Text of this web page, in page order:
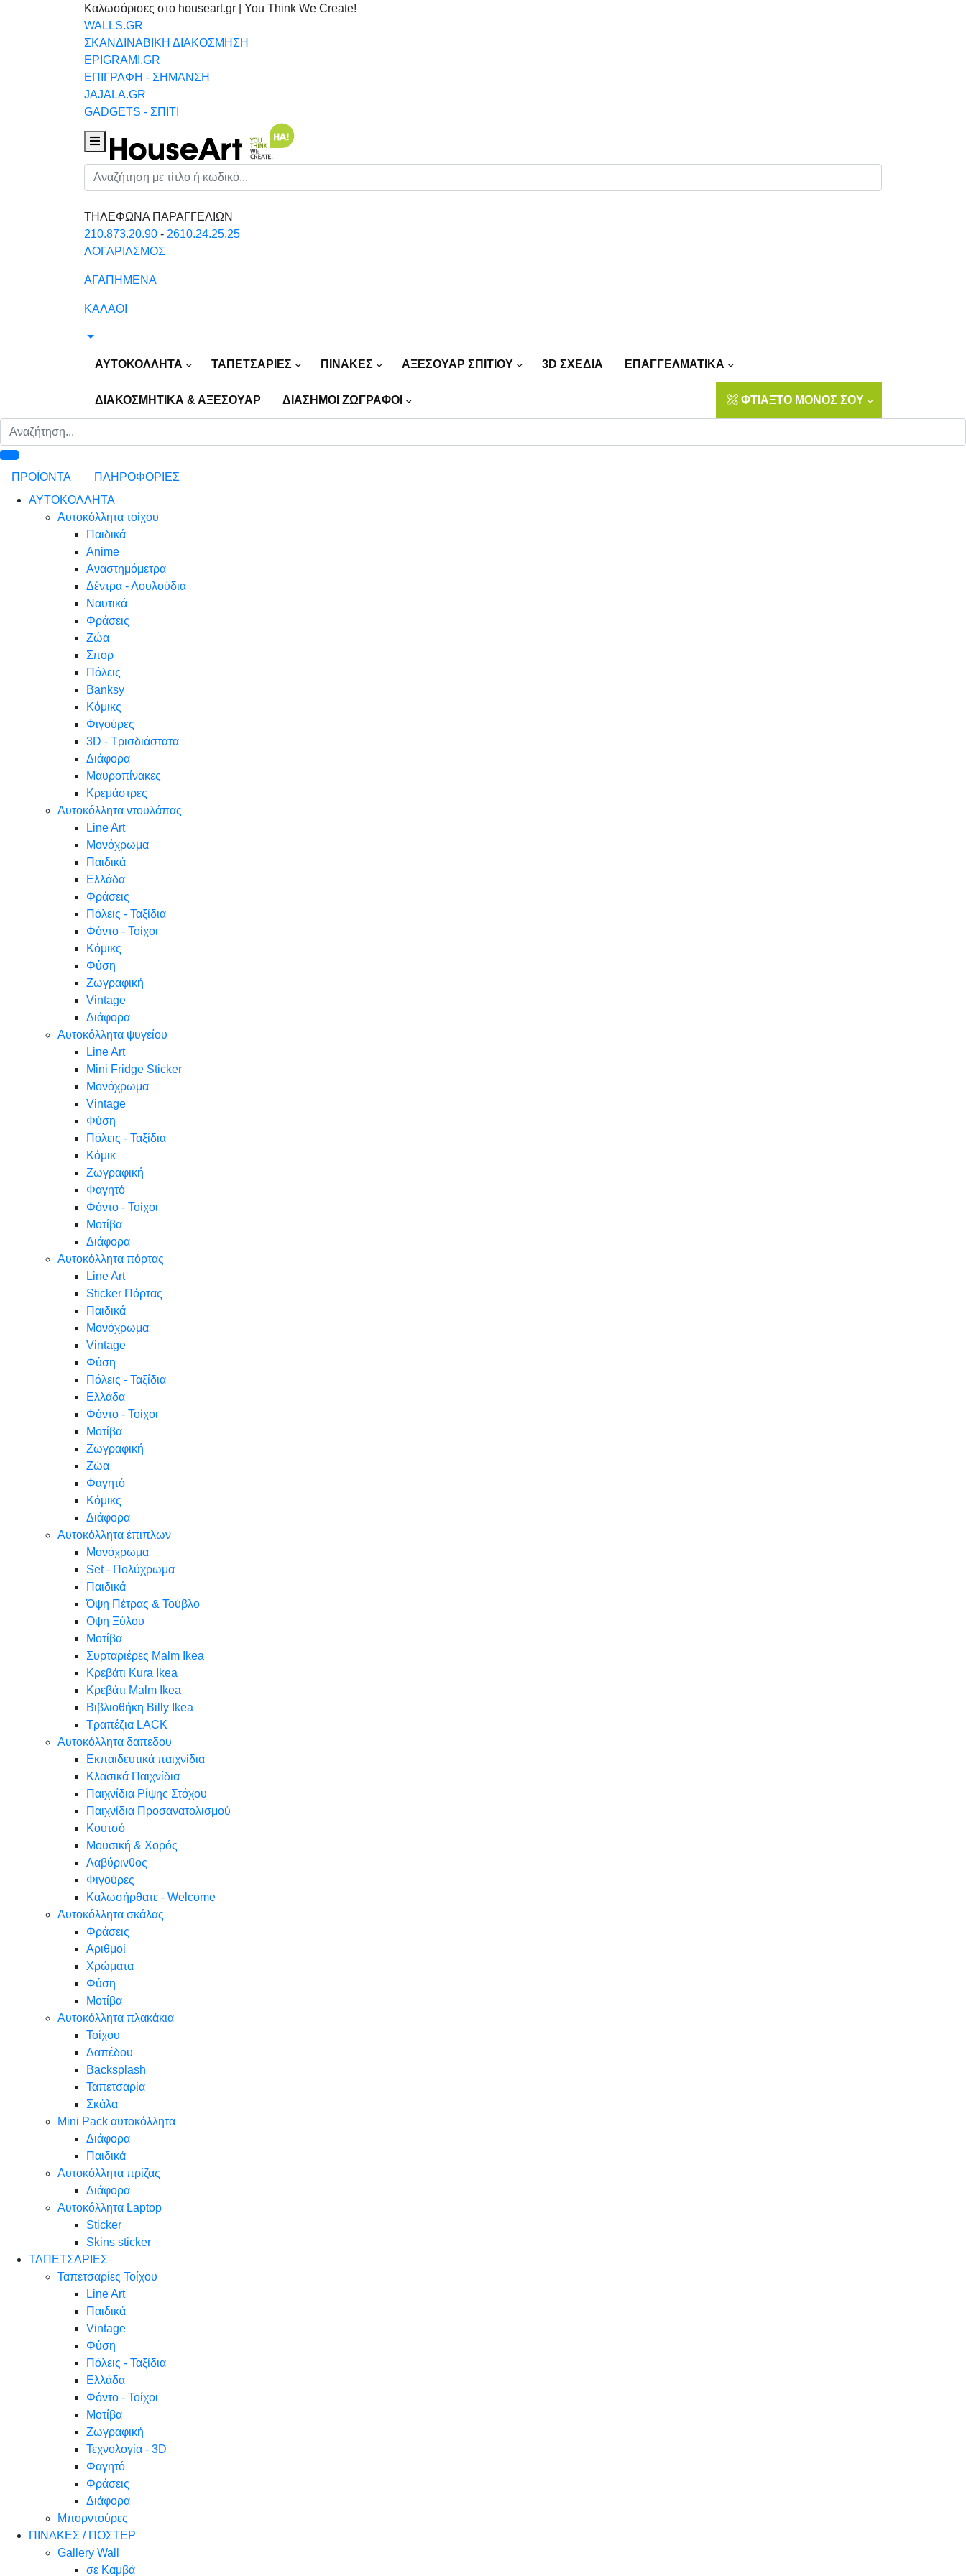
Καλωσόρισες στο houseart.gr | You Think We Create!
WALLS.GR
ΣΚΑΝΔΙΝΑΒΙΚΗ ΔΙΑΚΟΣΜΗΣΗ
EPIGRAMI.GR
ΕΠΙΓΡΑΦΗ - ΣΗΜΑΝΣΗ
JAJALA.GR
GADGETS - ΣΠΙΤΙ
Houseart Menu
Αναζήτηση
ΤΗΛΕΦΩΝΑ ΠΑΡΑΓΓΕΛΙΩΝ
210.873.20.90 - 2610.24.25.25
ΛΟΓΑΡΙΑΣΜΟΣ
ΑΓΑΠΗΜΕΝΑ
ΚΑΛΑΘΙ
ΑΥΤΟΚΟΛΛΗΤΑ ΤΑΠΕΤΣΑΡΙΕΣ ΠΙΝΑΚΕΣ ΑΞΕΣΟΥΑΡ ΣΠΙΤΙΟΥ 3D ΣΧΕΔΙΑ ΕΠΑΓΓΕΛΜΑΤΙΚΑ
ΔΙΑΚΟΣΜΗΤΙΚΑ & ΑΞΕΣΟΥΑΡ ΔΙΑΣΗΜΟΙ ΖΩΓΡΑΦΟΙ ΦΤΙΑΞΤΟ ΜΟΝΟΣ ΣΟΥ
ΠΡΟΪΟΝΤΑ
ΠΛΗΡΟΦΟΡΙΕΣ
ΑΥΤΟΚΟΛΛΗΤΑ
Αυτοκόλλητα τοίχου
Παιδικά
Anime
Αναστημόμετρα
Δέντρα - Λουλούδια
Ναυτικά
Φράσεις
Ζώα
Σπορ
Πόλεις
Banksy
Κόμικς
Φιγούρες
3D - Τρισδιάστατα
Διάφορα
Μαυροπίνακες
Κρεμάστρες
Αυτοκόλλητα ντουλάπας
Line Art
Μονόχρωμα
Παιδικά
Ελλάδα
Φράσεις
Πόλεις - Ταξίδια
Φόντο - Τοίχοι
Κόμικς
Φύση
Ζωγραφική
Vintage
Διάφορα
Αυτοκόλλητα ψυγείου
Line Art
Mini Fridge Sticker
Μονόχρωμα
Vintage
Φύση
Πόλεις - Ταξίδια
Κόμικ
Ζωγραφική
Φαγητό
Φόντο - Τοίχοι
Μοτίβα
Διάφορα
Αυτοκόλλητα πόρτας
Line Art
Sticker Πόρτας
Παιδικά
Μονόχρωμα
Vintage
Φύση
Πόλεις - Ταξίδια
Ελλάδα
Φόντο - Τοίχοι
Μοτίβα
Ζωγραφική
Ζώα
Φαγητό
Κόμικς
Διάφορα
Αυτοκόλλητα έπιπλων
Μονόχρωμα
Set - Πολύχρωμα
Παιδικά
Όψη Πέτρας & Τούβλο
Oψη Ξύλου
Μοτίβα
Συρταριέρες Malm Ikea
Κρεβάτι Kura Ikea
Κρεβάτι Malm Ikea
Βιβλιοθήκη Billy Ikea
Τραπέζια LACK
Αυτοκόλλητα δαπεδου
Εκπαιδευτικά παιχνίδια
Κλασικά Παιχνίδια
Παιχνίδια Ρίψης Στόχου
Παιχνίδια Προσανατολισμού
Κουτσό
Μουσική & Χορός
Λαβύρινθος
Φιγούρες
Καλωσήρθατε - Welcome
Αυτοκόλλητα σκάλας
Φράσεις
Αριθμοί
Χρώματα
Φύση
Μοτίβα
Αυτοκόλλητα πλακάκια
Τοίχου
Δαπέδου
Backsplash
Ταπετσαρία
Σκάλα
Mini Pack αυτοκόλλητα
Διάφορα
Παιδικά
Αυτοκόλλητα πρίζας
Διάφορα
Αυτοκόλλητα Laptop
Sticker
Skins sticker
ΤΑΠΕΤΣΑΡΙΕΣ
Ταπετσαρίες Τοίχου
Line Art
Παιδικά
Vintage
Φύση
Πόλεις - Ταξίδια
Ελλάδα
Φόντο - Τοίχοι
Μοτίβα
Ζωγραφική
Τεχνολογία - 3D
Φαγητό
Φράσεις
Διάφορα
Μπορντούρες
ΠΙΝΑΚΕΣ / ΠΟΣΤΕΡ
Gallery Wall
σε Καμβά